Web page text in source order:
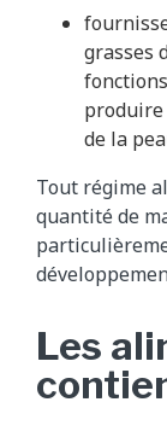
grasses
produire
de la
Tout régime
quantité de
Les